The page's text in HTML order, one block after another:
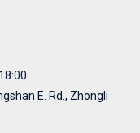
E. Rd., Zhongli